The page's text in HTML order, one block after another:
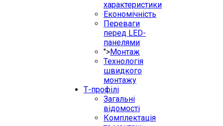
характеристики
Економічність
Переваги
перед LED-
панелями
">Монтаж
Технологія
швидкого
монтажу
Т-профілі
Загальні
відомості
Комплектація